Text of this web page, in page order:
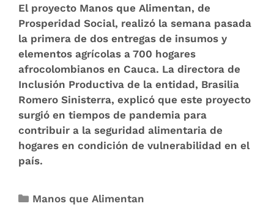
El proyecto Manos que Alimentan, de
Prosperidad Social, realizó la semana pasada
la primera de dos entregas de insumos y
elementos agrícolas a 700 hogares
afrocolombianos en Cauca. La directora de
Inclusión Productiva de la entidad, Brasilia
Romero Sinisterra, explicó que este proyecto
surgió en tiempos de pandemia para
contribuir a la seguridad alimentaria de
hogares en condición de vulnerabilidad en el
país.
Manos que Alimentan